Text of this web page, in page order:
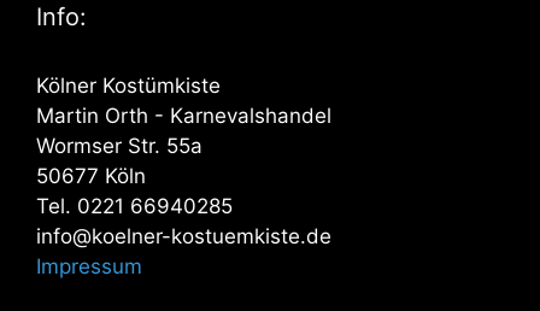
Info:
Kölner Kostümkiste
Martin Orth - Karnevalshandel
Wormser Str. 55a
50677 Köln
Tel. 0221 66940285
info@koelner-kostuemkiste.de
Impressum